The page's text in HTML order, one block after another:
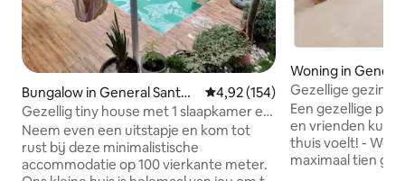
Bungalow in General Santos
City
Gemiddelde beoordeling van
4,92 (154)
Gezellig tiny house met 1 slaapkamer en
dompelbad
Neem even een uitstapje en kom tot
rust bij deze minimalistische
accommodatie op 100 vierkante meter.
Woning in
y
Gezellige
Een gezellige
en vrienden kunt
thuis voelt! - We bieden plaats aan
maximaal tien gasten. - Volledig